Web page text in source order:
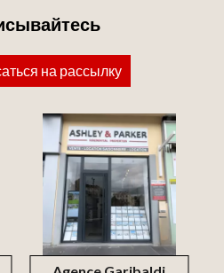
на рассылку